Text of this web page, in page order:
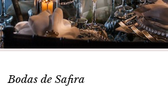
Bodas de Safira